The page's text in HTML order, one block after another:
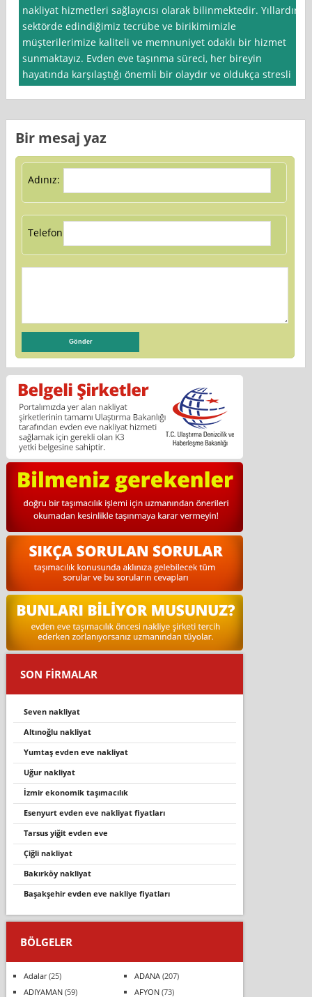
nakliyat hizmetleri sağlayıcısı olarak bilinmektedir. Yıllardır
sektörde edindiğimiz tecrübe ve birikimimizle
müşterilerimize kaliteli ve memnuniyet odaklı bir hizmet
sunmaktayız. Evden eve taşınma süreci, her bireyin
hayatında karşılaştığı önemli bir olaydır ve oldukça stresli
Bir mesaj yaz
Adınız:
Telefon:
SON FİRMALAR
seven nakliyat
altınoğlu nakliyat
yumtaş evden eve nakli̇yat
uğur nakliyat
izmir ekonomik taşımacılık
esenyurt evden eve nakliyat fiyatları
tarsus yiğit evden eve
çi̇ğli̇ nakli̇yat
bakırköy nakliyat
başakşehir evden eve nakliye fiyatları
BÖLGELER
Adalar(25) ADANA(207)
ADIYAMAN(59) AFYON(73)